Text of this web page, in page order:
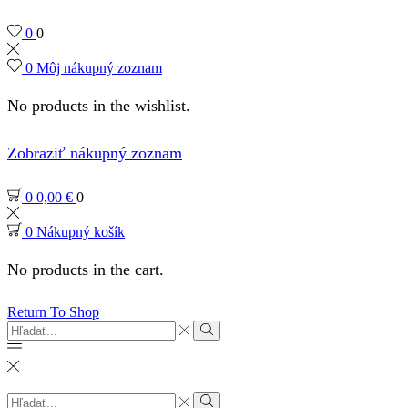
0 0
0 Môj nákupný zoznam
No products in the wishlist.
Zobraziť nákupný zoznam
0 0,00 € 0
0 Nákupný košík
No products in the cart.
Return To Shop
Search
input
Search
Search